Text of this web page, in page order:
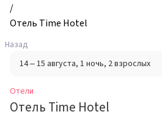
/
Отель Time Hotel
Назад
14 – 15 августа, 1 ночь, 2 взрослых
Отели
Отель Time Hotel